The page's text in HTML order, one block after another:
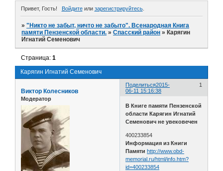
Привет, Гость! Войдитеили зарегистрируйтесь.
»"Никто не забыт, ничто не забыто". Всенародная Книга
памяти Пензенской области. »Спасский район » Карягин
Игнатий Семенович
Карягин Игнатий Семенович
Страница:1
Поделиться 1
2015-
06-11 15:16:38
Виктор Колесников
Модератор
В Книге памяти Пензенской
области Карягин Игнатий
Семенович не увековечен
400233854
Информация из Книги
Памяти http://www.obd-
memorial.ru/html/info.htm?
id=400233854